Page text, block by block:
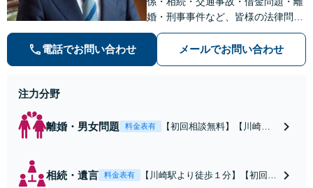
婚・刑事事件など、皆様の法律問題
を解決すべく、親身になって取り組
みます。クチコミ・リピーターの方
も多数。お気軽にお問い合わせ下さ
電話でお問い合わせ メールでお問い合わせ
注力分野
離婚・男女問題 料金表有
【初回相談無料】【川崎駅
割・婚姻費用・養育費・財
相続・遺言 料金表有
【川崎駅より徒歩１分】【初回相